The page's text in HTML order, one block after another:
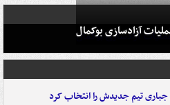
آزادسازی بوکمال
تیم جدیدش را انتخاب کرد